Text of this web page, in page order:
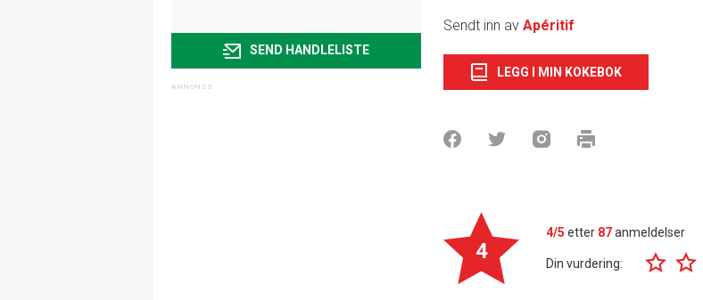
SEND HANDLELISTE
Sendt inn av Apéritif
LEGG I MIN KOKEBOK
4
4/5 etter 87anmeldelser
Din vurdering: